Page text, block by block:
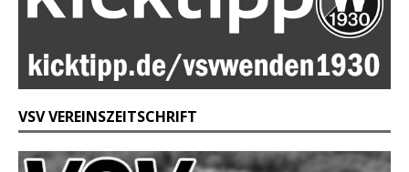
VSV VEREINSZEITSCHRIFT